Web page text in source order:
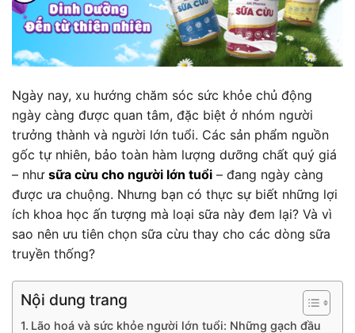
Ngày nay, xu hướng chăm sóc sức khỏe chủ động
ngày càng được quan tâm, đặc biệt ở nhóm người
trưởng thành và người lớn tuổi. Các sản phẩm nguồn
gốc tự nhiên, bảo toàn hàm lượng dưỡng chất quý giá
– như sữa cừu cho người lớn tuổi – đang ngày càng
được ưa chuộng. Nhưng bạn có thực sự biết những lợi
ích khoa học ấn tượng mà loại sữa này đem lại? Và vì
sao nên ưu tiên chọn sữa cừu thay cho các dòng sữa
truyền thống?
Nội dung trang
Lão hoá và sức khỏe người lớn tuổi: Những gạch đầu